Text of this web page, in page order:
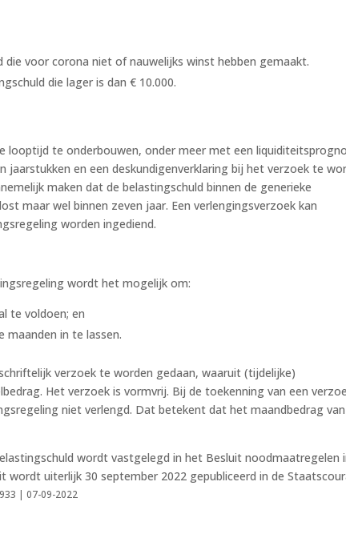
voor corona niet of nauwelijks winst hebben gemaakt.
die lager is dan € 10.000.
looptijd te onderbouwen, onder meer met een
jaarstukken en een deskundigenverklaring bij het verzoek te
maken dat de belastingschuld binnen de generieke
maar wel binnen zeven jaar. Een verlengingsverzoek kan
worden ingediend.
wordt het mogelijk om:
te voldoen; en
maanden in te lassen.
verzoek te worden gedaan, waaruit (tijdelijke)
Het verzoek is vormvrij. Bij de toekenning van een
niet verlengd. Dat betekent dat het maandbedrag
wordt vastgelegd in het Besluit noodmaatregelen
wordt uiterlijk 30 september 2022 gepubliceerd in de
| 07-09-2022